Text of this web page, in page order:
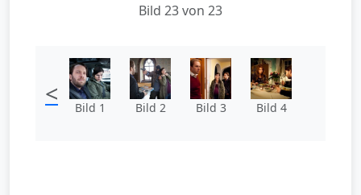
Bild 23 von 23
< Bild 1 Bild 2 Bild 3 Bild 4